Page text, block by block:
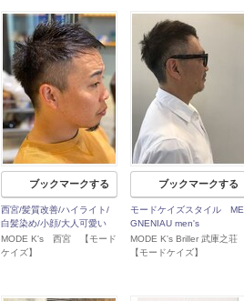
ブックマークする
西宮/髪質改善/ハイライト/
白髪染め/小顔/大人可愛い
MODE K's 西宮 【モード
ケイズ】
ブックマークする
モードケイズスタイル ME
GNENIAU men's
MODE K's Briller 武庫之荘
【モードケイズ】